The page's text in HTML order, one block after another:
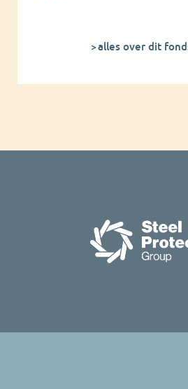
alles over dit